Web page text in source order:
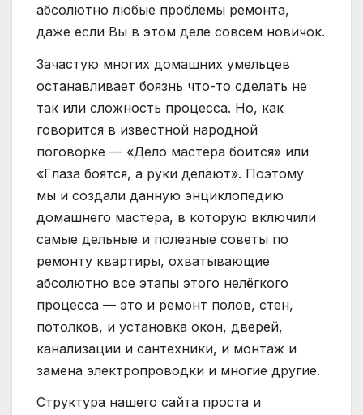
абсолютно любые проблемы ремонта,
даже если Вы в этом деле совсем новичок.
Зачастую многих домашних умельцев
останавливает боязнь что-то сделать не
так или сложность процесса. Но, как
говорится в известной народной
поговорке — «Дело мастера боится» или
«Глаза боятся, а руки делают». Поэтому
мы и создали данную энциклопедию
домашнего мастера, в которую включили
самые дельные и полезные советы по
ремонту квартиры, охватывающие
абсолютно все этапы этого нелёгкого
процесса — это и ремонт полов, стен,
потолков, и установка окон, дверей,
канализации и сантехники, и монтаж и
замена электропроводки и многие другие.
Структура нашего сайта проста и